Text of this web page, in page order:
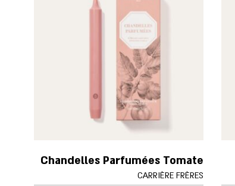
Chandelles Parfumées Tomate
CARRIÈRE FRÈRES